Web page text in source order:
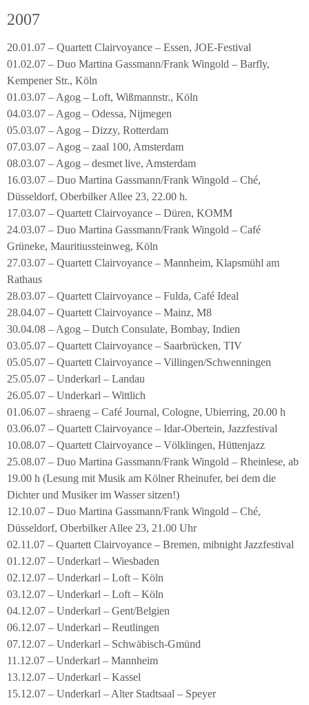
2007
20.01.07 – Quartett Clairvoyance – Essen, JOE-Festival
01.02.07 – Duo Martina Gassmann/Frank Wingold – Barfly,
Kempener Str., Köln
01.03.07 – Agog – Loft, Wißmannstr., Köln
04.03.07 – Agog – Odessa, Nijmegen
05.03.07 – Agog – Dizzy, Rotterdam
07.03.07 – Agog – zaal 100, Amsterdam
08.03.07 – Agog – desmet live, Amsterdam
16.03.07 – Duo Martina Gassmann/Frank Wingold – Ché,
Düsseldorf, Oberbilker Allee 23, 22.00 h.
17.03.07 – Quartett Clairvoyance – Düren, KOMM
24.03.07 – Duo Martina Gassmann/Frank Wingold – Café
Grüneke, Mauritiussteinweg, Köln
27.03.07 – Quartett Clairvoyance – Mannheim, Klapsmühl am
Rathaus
28.03.07 – Quartett Clairvoyance – Fulda, Café Ideal
28.04.07 – Quartett Clairvoyance – Mainz, M8
30.04.08 – Agog – Dutch Consulate, Bombay, Indien
03.05.07 – Quartett Clairvoyance – Saarbrücken, TIV
05.05.07 – Quartett Clairvoyance – Villingen/Schwenningen
25.05.07 – Underkarl – Landau
26.05.07 – Underkarl – Wittlich
01.06.07 – shraeng – Café Journal, Cologne, Ubierring, 20.00 h
03.06.07 – Quartett Clairvoyance – Idar-Obertein, Jazzfestival
10.08.07 – Quartett Clairvoyance – Völklingen, Hüttenjazz
25.08.07 – Duo Martina Gassmann/Frank Wingold – Rheinlese, ab
19.00 h (Lesung mit Musik am Kölner Rheinufer, bei dem die
Dichter und Musiker im Wasser sitzen!)
12.10.07 – Duo Martina Gassmann/Frank Wingold – Ché,
Düsseldorf, Oberbilker Allee 23, 21.00 Uhr
02.11.07 – Quartett Clairvoyance – Bremen, mibnight Jazzfestival
01.12.07 – Underkarl – Wiesbaden
02.12.07 – Underkarl – Loft – Köln
03.12.07 – Underkarl – Loft – Köln
04.12.07 – Underkarl – Gent/Belgien
06.12.07 – Underkarl – Reutlingen
07.12.07 – Underkarl – Schwäbisch-Gmünd
11.12.07 – Underkarl – Mannheim
13.12.07 – Underkarl – Kassel
15.12.07 – Underkarl – Alter Stadtsaal – Speyer